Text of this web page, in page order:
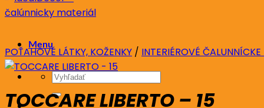
Menu
Hľadať:
POŤAHOVÉ LÁTKY, KOŽENKY / INTERIÉROVÉ ČALUNNÍCKE
TOCCARE LIBERTO – 15